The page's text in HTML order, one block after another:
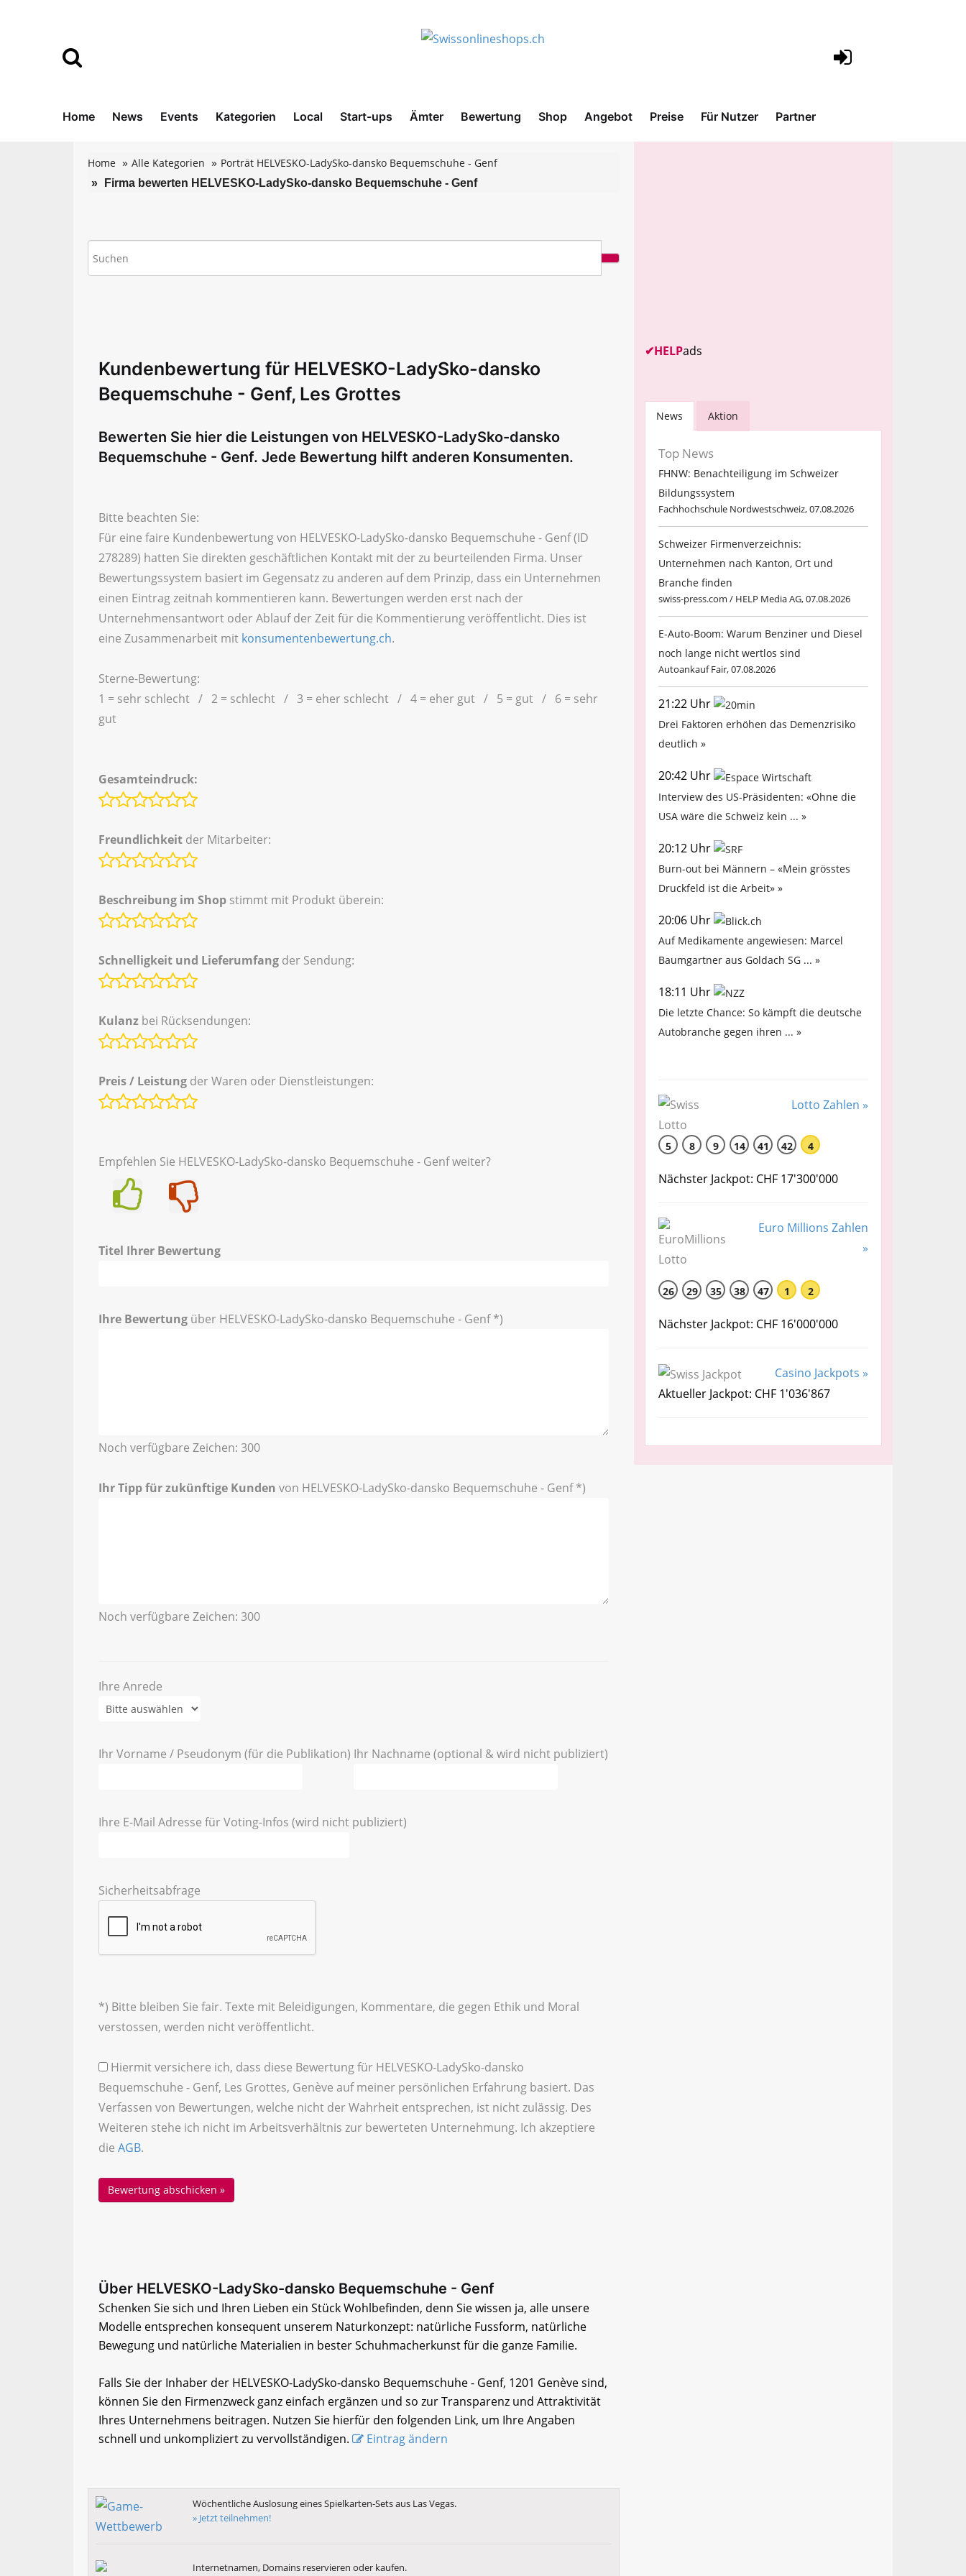
Home News Events Kategorien Local Start-ups Ämter Bewertung Shop Angebot Preise Für Nutzer Partner
Home Alle Kategorien Porträt HELVESKO-LadySko-dansko Bequemschuhe - Genf
Firma bewerten HELVESKO-LadySko-dansko Bequemschuhe - Genf
Kundenbewertung für HELVESKO-LadySko-dansko
Bequemschuhe - Genf, Les Grottes
Bewerten Sie hier die Leistungen von HELVESKO-LadySko-dansko
Bequemschuhe - Genf. Jede Bewertung hilft anderen Konsumenten.
Bitte beachten Sie:
Für eine faire Kundenbewertung von HELVESKO-LadySko-dansko Bequemschuhe - Genf (ID
278289) hatten Sie direkten geschäftlichen Kontakt mit der zu beurteilenden Firma. Unser
Bewertungssystem basiert im Gegensatz zu anderen auf dem Prinzip, dass ein Unternehmen
einen Eintrag zeitnah kommentieren kann. Bewertungen werden erst nach der
Unternehmensantwort oder Ablauf der Zeit für die Kommentierung veröffentlicht. Dies ist
eine Zusammenarbeit mit konsumentenbewertung.ch.
Sterne-Bewertung:
1 = sehr schlecht / 2 = schlecht / 3 = eher schlecht / 4 = eher gut / 5 = gut / 6 = sehr
gut
Gesamteindruck:
Freundlichkeit der Mitarbeiter:
Beschreibung im Shop stimmt mit Produkt überein:
Schnelligkeit und Lieferumfang der Sendung:
Kulanz bei Rücksendungen:
Preis / Leistung der Waren oder Dienstleistungen:
Empfehlen Sie HELVESKO-LadySko-dansko Bequemschuhe - Genf weiter?
Titel Ihrer Bewertung
Ihre Bewertung über HELVESKO-LadySko-dansko Bequemschuhe - Genf *)
Noch verfügbare Zeichen: 300
Ihr Tipp für zukünftige Kunden von HELVESKO-LadySko-dansko Bequemschuhe - Genf *)
Noch verfügbare Zeichen: 300
Ihre Anrede
Ihr Vorname / Pseudonym (für die Publikation) Ihr Nachname (optional & wird nicht publiziert)
Ihre E-Mail Adresse für Voting-Infos (wird nicht publiziert)
Sicherheitsabfrage
*) Bitte bleiben Sie fair. Texte mit Beleidigungen, Kommentare, die gegen Ethik und Moral
verstossen, werden nicht veröffentlicht.
Hiermit versichere ich, dass diese Bewertung für HELVESKO-LadySko-dansko
Bequemschuhe - Genf, Les Grottes, Genève auf meiner persönlichen Erfahrung basiert. Das
Verfassen von Bewertungen, welche nicht der Wahrheit entsprechen, ist nicht zulässig. Des
Weiteren stehe ich nicht im Arbeitsverhältnis zur bewerteten Unternehmung. Ich akzeptiere
die AGB.
Über HELVESKO-LadySko-dansko Bequemschuhe - Genf
Schenken Sie sich und Ihren Lieben ein Stück Wohlbefinden, denn Sie wissen ja, alle unsere
Modelle entsprechen konsequent unserem Naturkonzept: natürliche Fussform, natürliche
Bewegung und natürliche Materialien in bester Schuhmacherkunst für die ganze Familie.
Falls Sie der Inhaber der HELVESKO-LadySko-dansko Bequemschuhe - Genf, 1201 Genève sind,
können Sie den Firmenzweck ganz einfach ergänzen und so zur Transparenz und Attraktivität
Ihres Unternehmens beitragen. Nutzen Sie hierfür den folgenden Link, um Ihre Angaben
schnell und unkompliziert zu vervollständigen.
Eintrag ändern
Wöchentliche Auslosung eines Spielkarten-Sets aus Las Vegas.
» Jetzt teilnehmen!
Internetnamen, Domains reservieren oder kaufen.
✔HELPads
News Aktion
Top News
FHNW: Benachteiligung im Schweizer
Bildungssystem
Fachhochschule Nordwestschweiz, 07.08.2026
Schweizer Firmenverzeichnis:
Unternehmen nach Kanton, Ort und
Branche finden
swiss-press.com / HELP Media AG, 07.08.2026
E-Auto-Boom: Warum Benziner und Diesel
noch lange nicht wertlos sind
Autoankauf Fair, 07.08.2026
21:22 Uhr
Drei Faktoren erhöhen das Demenzrisiko
deutlich »
20:42 Uhr
Interview des US-Präsidenten: «Ohne die
USA wäre die Schweiz kein ... »
20:12 Uhr
Burn-out bei Männern – «Mein grösstes
Druckfeld ist die Arbeit» »
20:06 Uhr
Auf Medikamente angewiesen: Marcel
Baumgartner aus Goldach SG ... »
18:11 Uhr
Die letzte Chance: So kämpft die deutsche
Autobranche gegen ihren ... »
Lotto Zahlen »
5 8 9 14 41 42 4
Nächster Jackpot: CHF 17'300'000
Euro Millions Zahlen
»
26 29 35 38 47 1 2
Nächster Jackpot: CHF 16'000'000
Casino Jackpots »
Aktueller Jackpot: CHF 1'036'867